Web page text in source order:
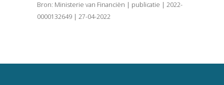
Bron: Ministerie van Financiën | publicatie | 2022-
0000132649 | 27-04-2022